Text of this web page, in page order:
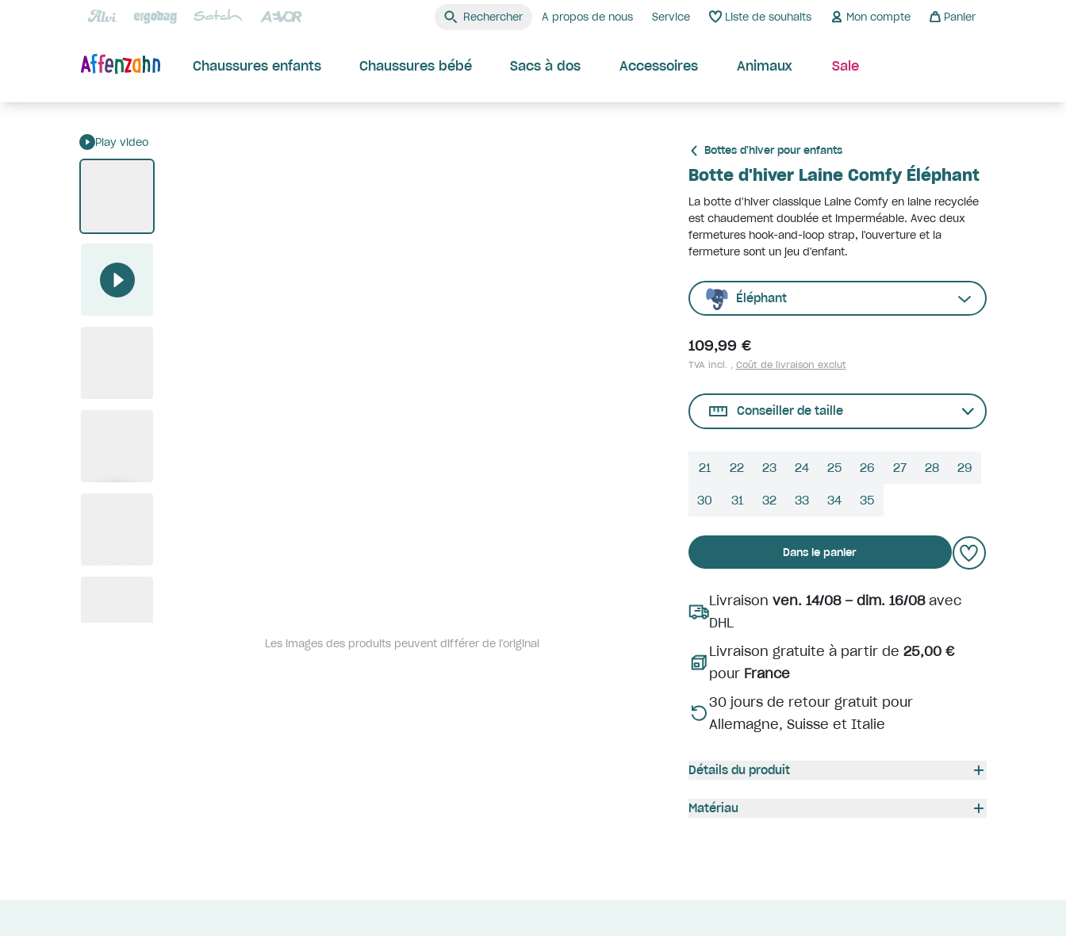
Rechercher A propos de nous Service Liste de souhaits Mon compte Panier
Chaussures enfants Chaussures bébé Sacs à dos Accessoires Animaux Sale
Play video
Les images des produits peuvent différer de l'original
Bottes d'hiver pour enfants
Botte d'hiver Laine Comfy Éléphant
La botte d'hiver classique Laine Comfy en laine recyclée
est chaudement doublée et imperméable. Avec deux
fermetures hook-and-loop strap, l'ouverture et la
fermeture sont un jeu d'enfant.
Éléphant
109,99 €
TVA incl. , Coût de livraison exclut
Conseiller de taille
21 22 23 24 25 26 27 28 29
30 31 32 33 34 35
Dans le panier
Livraison ven. 14/08 – dim. 16/08avec
DHL
Livraison gratuite à partir de 25,00 €
pour France
30 jours de retour gratuit pour
Allemagne, Suisse et Italie
Détails du produit
Matériau